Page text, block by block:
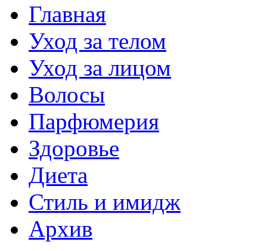
Главная
Уход за телом
Уход за лицом
Волосы
Парфюмерия
Здоровье
Диета
Стиль и имидж
Архив